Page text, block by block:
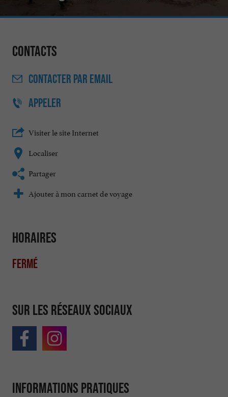
Contacts
CONTACTER PAR EMAIL
APPELER
Visiter le site Internet
Localiser
Partager
Ajouter à mon carnet de voyage
Horaires
Fermé
Sur les réseaux sociaux
Informations pratiques